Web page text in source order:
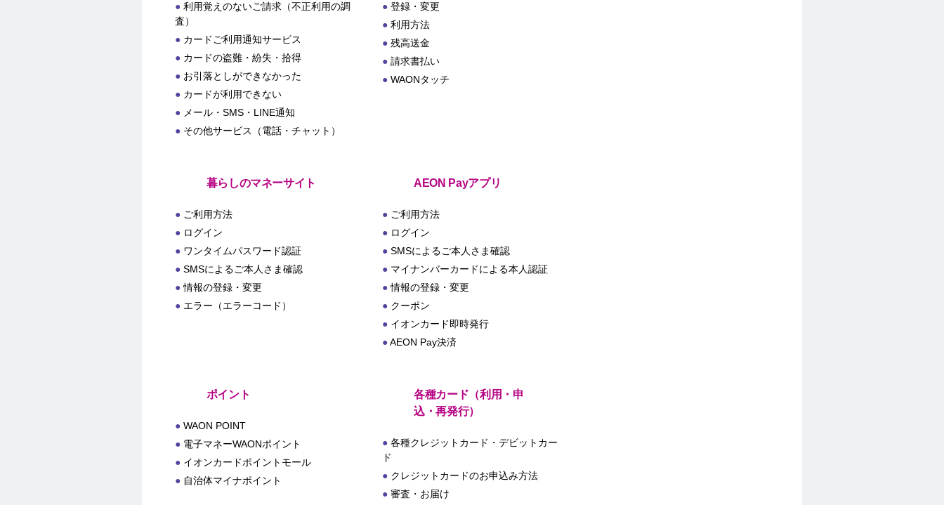
利用覚えのないご請求（不正利用の調
査）
カードご利用通知サービス
カードの盗難・紛失・拾得
お引落としができなかった
カードが利用できない
メール・SMS・LINE通知
その他サービス（電話・チャット）
登録・変更
利用方法
残高送金
請求書払い
WAONタッチ
暮らしのマネーサイト
ご利用方法
ログイン
ワンタイムパスワード認証
SMSによるご本人さま確認
情報の登録・変更
エラー（エラーコード）
AEON Payアプリ
ご利用方法
ログイン
SMSによるご本人さま確認
マイナンバーカードによる本人認証
情報の登録・変更
クーポン
イオンカード即時発行
AEON Pay決済
ポイント
WAON POINT
電子マネーWAONポイント
イオンカードポイントモール
自治体マイナポイント
各種カード（利用・申
込・再発行）
各種クレジットカード・デビットカー
ド
クレジットカードのお申込み方法
審査・お届け